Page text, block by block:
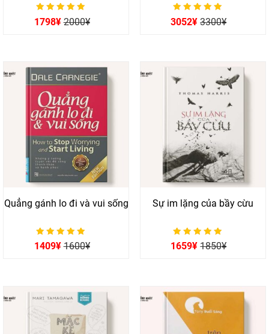
Được xếp hạng
0
1798¥ 2000¥
Được xếp hạng
0
3052¥ 3300¥
Quẳng gánh lo đi và vui sống
Được xếp hạng
0
1409¥ 1600¥
Sự im lặng của bầy cừu
Được xếp hạng
0
1659¥ 1850¥